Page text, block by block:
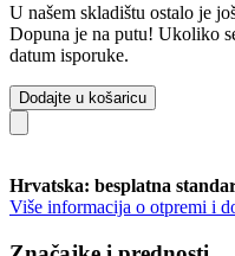
U našem skladištu ostalo je
Dopuna je na putu! Ukoliko
datum isporuke.
Dodajte u košaricu
Hrvatska: besplatna
Više informacija o otpremi i